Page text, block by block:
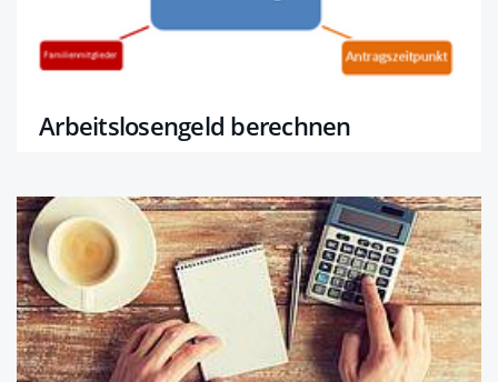
Arbeitslosengeld berechnen